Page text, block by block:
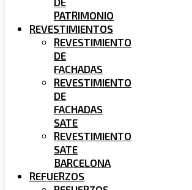
PATRIMONIO
REVESTIMIENTOS
REVESTIMIENTO
DE
FACHADAS
REVESTIMIENTO
DE
FACHADAS
SATE
REVESTIMIENTO
SATE
BARCELONA
REFUERZOS